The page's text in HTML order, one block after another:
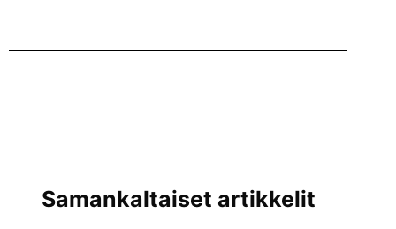
Samankaltaiset artikkelit